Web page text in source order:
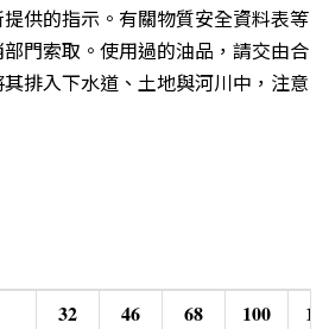
供的指示。有關物質安全資料表等
門索取。使用過的油品，請交由合
排入下水道、土地與河川中，注意
32 46 68 100